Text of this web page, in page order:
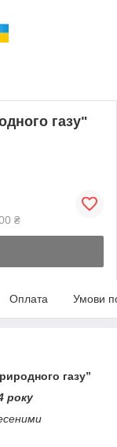
газу"
₴
Оплата Умови
газу”
року